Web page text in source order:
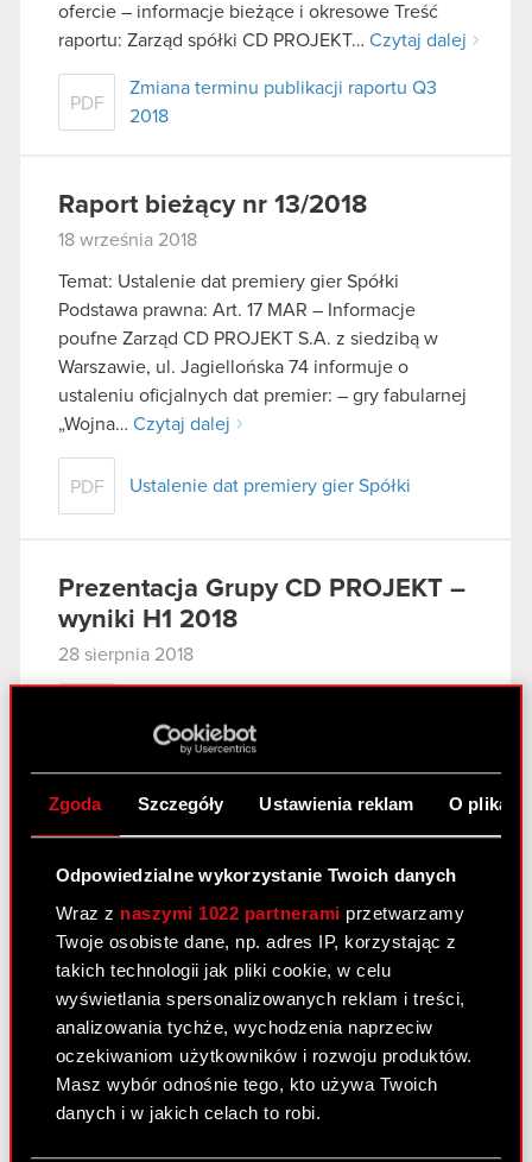
Zgoda Szczegóły Ustawienia reklam O
Odpowiedzialne wykorzystanie Twoich danych
Wraz z naszymi 1022 partnerami przetwarzamy
Twoje osobiste dane, np. adres IP, korzystając z
takich technologii jak pliki cookie, w celu
wyświetlania spersonalizowanych reklam i treści,
analizowania tychże, wychodzenia naprzeciw
oczekiwaniom użytkowników i rozwoju produktów.
Masz wybór odnośnie tego, kto używa Twoich
danych i w jakich celach to robi.
ofercie – informacje bieżące i okresowe Treść
raportu: Zarząd spółki CD PROJEKT… Czytaj dalej
PDF
Zmiana terminu publikacji raportu Q3
2018
Raport bieżący nr 13/2018
18 września 2018
Temat: Ustalenie dat premiery gier Spółki
Podstawa prawna: Art. 17 MAR – Informacje
poufne Zarząd CD PROJEKT S.A. z siedzibą w
Warszawie, ul. Jagiellońska 74 informuje o
ustaleniu oficjalnych dat premier: – gry fabularnej
„Wojna… Czytaj dalej
PDF Ustalenie dat premiery gier Spółki
Prezentacja Grupy CD PROJEKT –
wyniki H1 2018
28 sierpnia 2018
H1 2018
Czat z inwestorami
indywidualnymi – 28 sierpnia
2018 r.
28 sierpnia 2018
PDF
Czat z inwestorami indywidualnymi - 28
sierpnia 2018 r.
Komentarz do wyników Grupy CD
PROJEKT – H1 2018